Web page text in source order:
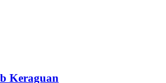
Keraguan